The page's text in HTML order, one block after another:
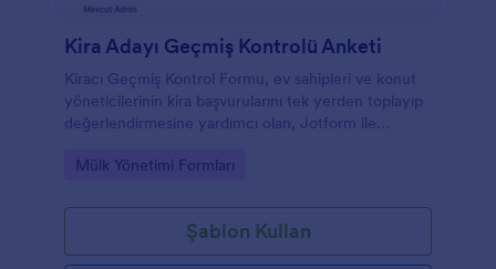
Kira Adayı Geçmiş Kontrolü Anketi
Kiracı Geçmiş Kontrol Formu, ev sahipleri ve konut
yöneticilerinin kira başvurularını tek yerden toplayıp
değerlendirmesine yardımcı olan, Jotform ile
Go to Category:
Mülk Yönetimi Formları
Şablon Kullan